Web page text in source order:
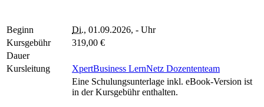
Beginn Di., 01.09.2026, - Uhr
Kursgebühr
319,00 €
Dauer
Kursleitung
XpertBusiness LernNetz Dozententeam
Eine Schulungsunterlage inkl. eBook-Version ist
in der Kursgebühr enthalten.